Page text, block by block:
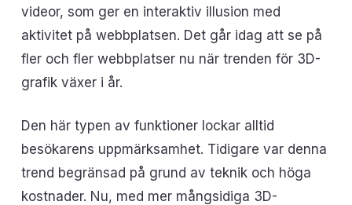
videor, som ger en interaktiv illusion med
aktivitet på webbplatsen. Det går idag att se på
fler och fler webbplatser nu när trenden för 3D-
grafik växer i år.
Den här typen av funktioner lockar alltid
besökarens uppmärksamhet. Tidigare var denna
trend begränsad på grund av teknik och höga
kostnader. Nu, med mer mångsidiga 3D-